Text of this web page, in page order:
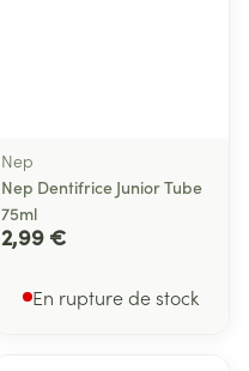
Nep
Nep Dentifrice Junior Tube
75ml
2,99 €
En rupture de stock